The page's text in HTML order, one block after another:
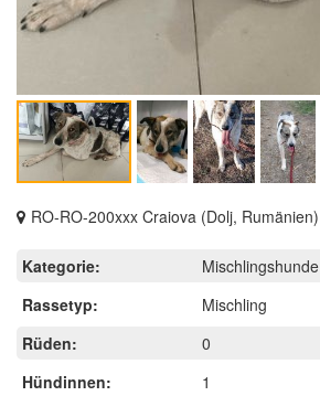
RO-RO-200xxx Craiova (Dolj, Rumänien)
Kategorie:
Mischlingshunde
Rassetyp:
Mischling
Rüden:
0
Hündinnen:
1